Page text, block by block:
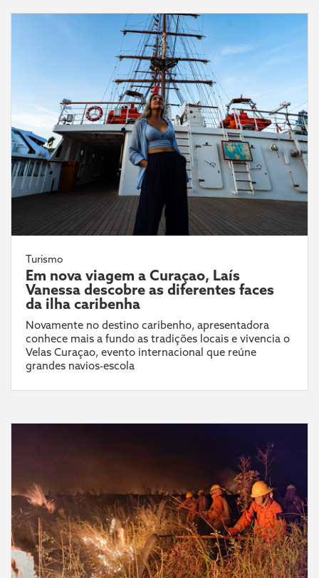
Turismo
Em nova viagem a Curaçao, Laís
Vanessa descobre as diferentes faces
da ilha caribenha
Novamente no destino caribenho, apresentadora
conhece mais a fundo as tradições locais e vivencia o
Velas Curaçao, evento internacional que reúne
grandes navios-escola